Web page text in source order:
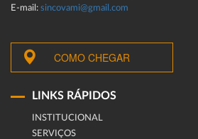
E-mail: sincovami@gmail.com
COMO CHEGAR
LINKS RÁPIDOS
INSTITUCIONAL
SERVIÇOS